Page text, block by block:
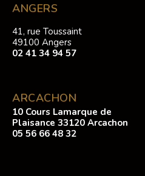
ANGERS
41, rue Toussaint
49100 Angers
02 41 34 94 57
ARCACHON
10 Cours Lamarque de
Plaisance 33120 Arcachon
05 56 66 48 32